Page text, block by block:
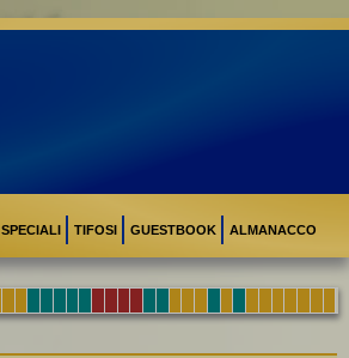
SPECIALI TIFOSI GUESTBOOK ALMANACCO